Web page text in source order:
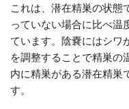
これは、潜在精巣の状態
っていない場合に比べ温
ています。陰嚢にはシワ
を調整することで精巣の
内に精巣がある潜在精巣
す。